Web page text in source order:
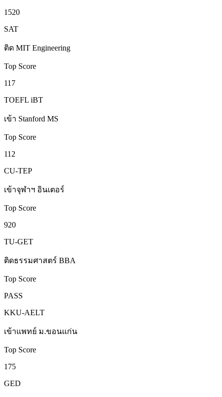
1520
SAT
ติด MIT Engineering
Top Score
117
TOEFL iBT
เข้า Stanford MS
Top Score
112
CU-TEP
เข้าจุฬาฯ อินเตอร์
Top Score
920
TU-GET
ติดธรรมศาสตร์ BBA
Top Score
PASS
KKU-AELT
เข้าแพทย์ ม.ขอนแก่น
Top Score
175
GED